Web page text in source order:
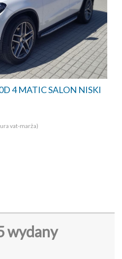
4 MATIC SALON NISKI
vat-marża)
wydany